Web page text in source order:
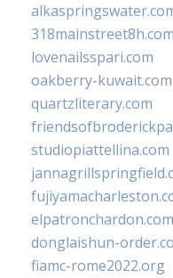
318mainstreet8h.com
lovenailsspari.com
oakberry-kuwait.com
quartzliterary.com
studiopiattellina.com
elpatronchardon.com
donglaishun-
fiamc-rome2022.org